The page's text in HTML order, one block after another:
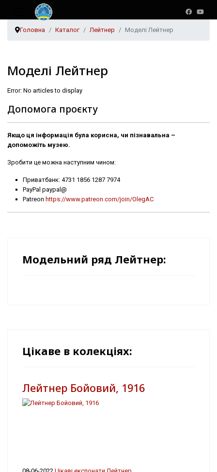
Головна Каталог Лейтнер Моделі Лейтнер
Моделі Лейтнер
Error: No articles to display
Допомога проєкту
Якщо ця інформація була корисна, чи пізнавальна –
допоможіть музею.
Зробити це можна наступним чином:
Приватбанк: 4731 1856 1287 7974
PayPal paypal@
Patreon https://www.patreon.com/join/OlegAC
Модельний ряд Лейтнер:
Цікаве в колекціях:
Лейтнер Бойовий, 1916